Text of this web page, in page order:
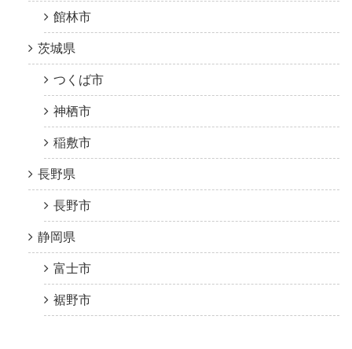
館林市
茨城県
つくば市
神栖市
稲敷市
長野県
長野市
静岡県
富士市
裾野市